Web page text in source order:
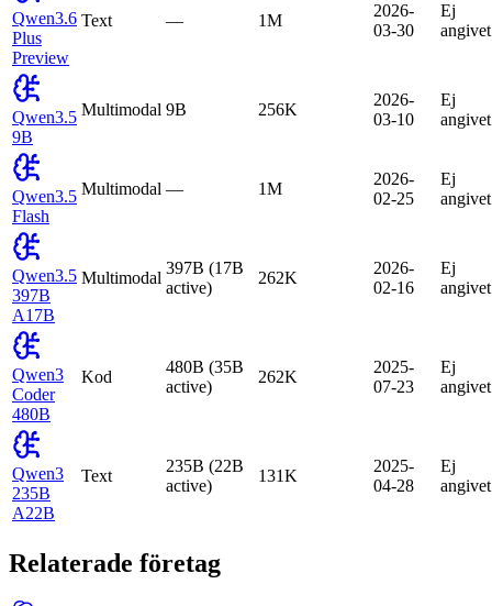
Qwen3.6
Plus
Preview
Text — 1M
2026-
03-30
Ej
angivet
Qwen3.5
9B
Multimodal 9B 256K
2026-
03-10
Ej
angivet
Qwen3.5
Flash
Multimodal — 1M
2026-
02-25
Ej
angivet
Qwen3.5
397B
A17B
Multimodal
397B (17B
active)
262K
2026-
02-16
Ej
angivet
Qwen3
Coder
480B
Kod
480B (35B
active)
262K
2025-
07-23
Ej
angivet
Qwen3
235B
A22B
Text
235B (22B
active)
131K
2025-
04-28
Ej
angivet
Relaterade företag